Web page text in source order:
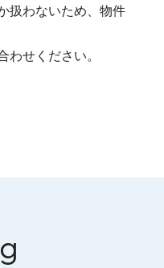
扱わないため、物件
せください。